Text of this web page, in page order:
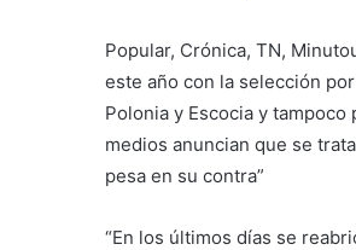
Popular, Crónica, TN,
este año con la selección
Polonia y Escocia y
medios anuncian que se
pesa en su contra”
“En los últimos días se